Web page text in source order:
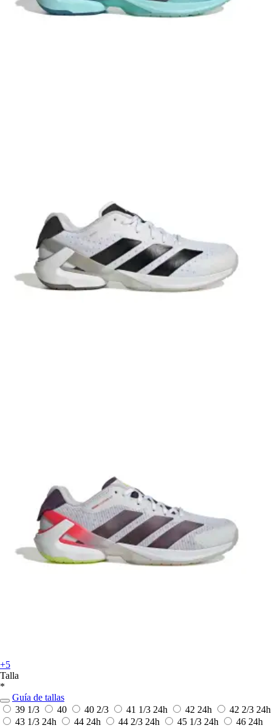
+5
Talla
*
Guía de tallas
39 1/3
40 40 2/3 41 1/3 24h 42 24h 42 2/3 24h
43 1/3 24h 44 24h 44 2/3 24h 45 1/3 24h 46 24h